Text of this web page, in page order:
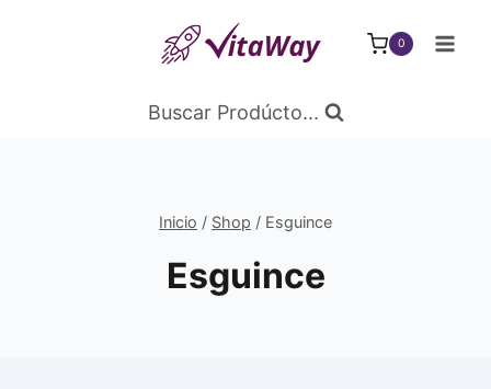
0
Buscar Prodúcto...
Inicio / Shop / Esguince
Esguince